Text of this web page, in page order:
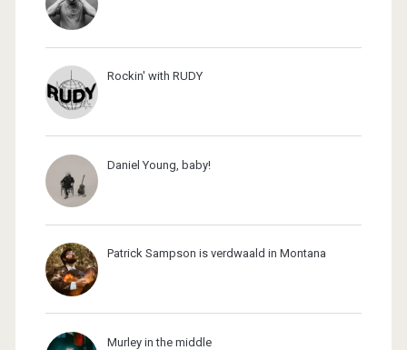
Rockin' with RUDY
Daniel Young, baby!
Patrick Sampson is verdwaald in Montana
Murley in the middle